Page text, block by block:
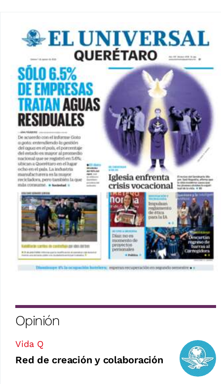
Opinión
Vida Q
Red de creación y colaboración